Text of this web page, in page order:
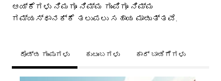
ಆಯ್ಕೆಗಳು ನಿಮಗೂ ನಿಮ್ಮ ಗುಂಪಿಗೂ ನಿಮ್ಮ
ಗಮ್ಯಸ್ಥಾನಕ್ಕೆ ತಲುಪಲು ಸಹಾಯ ಮಾಡುತ್ತವೆ.
ದೊಡ್ಡ ಗುಂಪುಗಳು ಕುಟುಂಬಗಳು ಕಾರ್ ಬಾಡಿಗೆಗಳು